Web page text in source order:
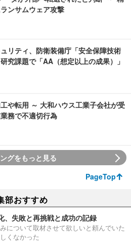
ンサムウェア攻撃
リティ、防衛装備庁「安全保障技術
究課題で「AA（想定以上の成果）」
や転用 ～ 大和ハウス工業子会社が受
務で不適切行為
グをもっと見る
PageTop
部おすすめ
、失敗と再挑戦と成功の記録
について取材させて欲しいと頼んでいた
くなかった